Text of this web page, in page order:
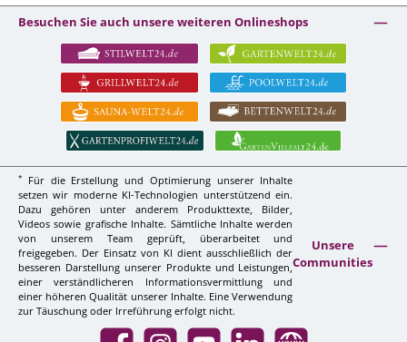
Besuchen Sie auch unsere weiteren Onlineshops
*
Für die Erstellung und Optimierung unserer Inhalte
setzen wir moderne KI-Technologien unterstützend ein.
Dazu gehören unter anderem Produkttexte, Bilder,
Videos sowie grafische Inhalte. Sämtliche Inhalte werden
von unserem Team geprüft, überarbeitet und
freigegeben. Der Einsatz von KI dient ausschließlich der
besseren Darstellung unserer Produkte und Leistungen,
einer verständlicheren Informationsvermittlung und
einer höheren Qualität unserer Inhalte. Eine Verwendung
zur Täuschung oder Irreführung erfolgt nicht.
Unsere
Communities